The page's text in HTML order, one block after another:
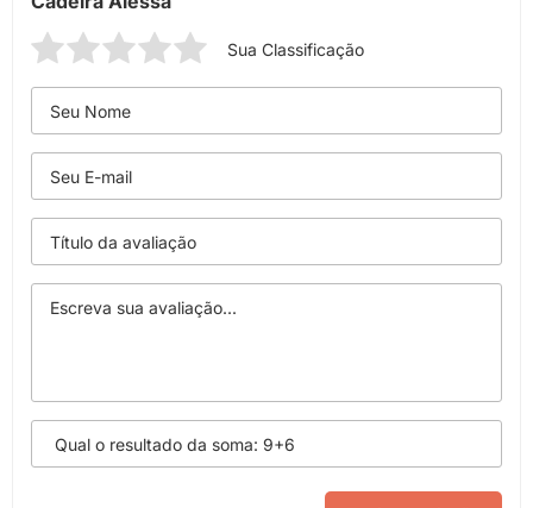
Sua Classificação